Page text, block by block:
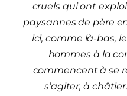
cruels qui ont
paysannes de père
ici, comme là-bas,
hommes à la
commencent à se
s’agiter, à